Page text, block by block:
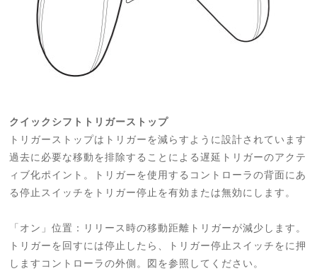
クイックシフトトリガーストップ
トリガーストップはトリガーを減らすように設計されています
過去に必要な移動を排除することによる遅延トリガーのアクテ
ィブ化ポイント。トリガーを使用するコントローラの背面にあ
る停止スイッチをトリガー停止を有効または無効にします。
「オン」位置：リリース時の移動距離トリガーが減少します。
トリガーを回すには停止したら、トリガー停止スイッチをに押
しますコントローラの外側。図を参照してください。